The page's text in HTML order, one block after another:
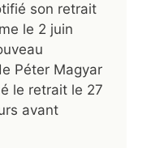
son retrait
le 2 juin
Péter Magyar
le retrait le 27
avant